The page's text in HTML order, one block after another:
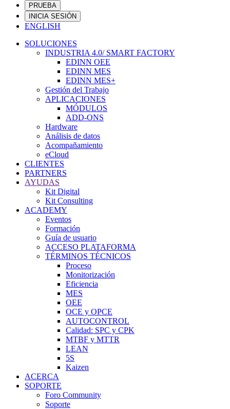
PRUEBA
INICIA SESIÓN
ENGLISH
SOLUCIONES
INDUSTRIA 4.0/ SMART FACTORY
EDINN OEE
EDINN MES
EDINN MES+
Gestión del Trabajo
APLICACIONES
MÓDULOS
ADD-ONS
Hardware
Análisis de datos
Acompañamiento
eCloud
CLIENTES
PARTNERS
AYUDAS
Kit Digital
Kit Consulting
ACADEMY
Eventos
Formación
Guía de usuario
ACCESO PLATAFORMA
TÉRMINOS TÉCNICOS
Proceso
Monitorización
Eficiencia
MES
OEE
OCE y OPCE
AUTOCONTROL
Calidad: SPC y CPK
MTBF y MTTR
LEAN
5S
Kaizen
ACERCA
SOPORTE
Foro Community
Soporte